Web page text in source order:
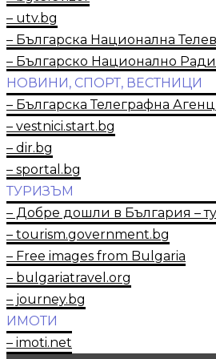
– utv.bg
– Българска Национална
– Българско Национално
НОВИНИ, СПОРТ, ВЕСТНИЦИ
– Българска Телеграфна
– vestnici.start.bg
– dir.bg
– sportal.bg
ТУРИЗЪМ
– Добре дошли в България –
– tourism.government.bg
– Free images from Bulgaria
– bulgariatravel.org
– journey.bg
ИМОТИ
– imoti.net